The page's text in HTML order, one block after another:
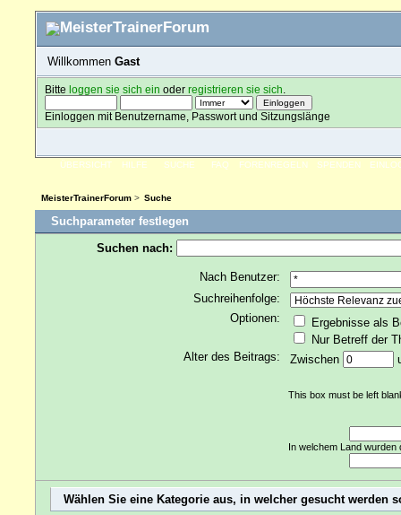
Willkommen Gast
Bitteloggen sie sich ein oderregistrieren sie sich
Einloggen mit Benutzername, Passwort und Sitzungslänge
ÜBERSICHT HILFE SUCHE FAQ FORENREGELN SPENDEN
MeisterTrainerForum> Suche
Suchparameter festlegen
Suchen nach:
Nach Benutzer:
Suchreihenfolge:
Optionen:
Ergebnisse als
Nur Betreff der
Alter des Beitrags:
Zwischen
This box must be left
In welchem Land
Wählen Sie eine Kategorie aus, in welcher gesucht werden